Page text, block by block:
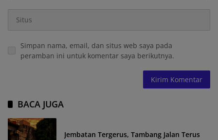
Simpan nama, email, dan situs web saya pada
peramban ini untuk komentar saya berikutnya.
BACA JUGA
Jembatan Tergerus, Tambang Jalan Terus